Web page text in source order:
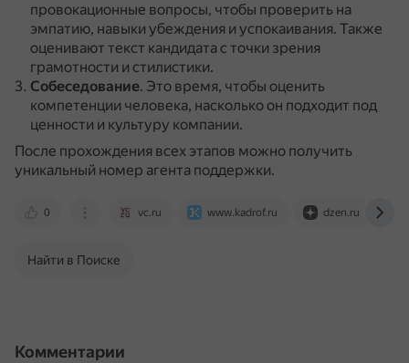
провокационные вопросы, чтобы проверить на
эмпатию, навыки убеждения и успокаивания. Также
оценивают текст кандидата с точки зрения
грамотности и стилистики.
Собеседование. Это время, чтобы оценить
компетенции человека, насколько он подходит под
ценности и культуру компании.
После прохождения всех этапов можно получить
уникальный номер агента поддержки.
0 vc.ru www.kadrof.ru dzen.ru
Найти в Поиске
Комментарии